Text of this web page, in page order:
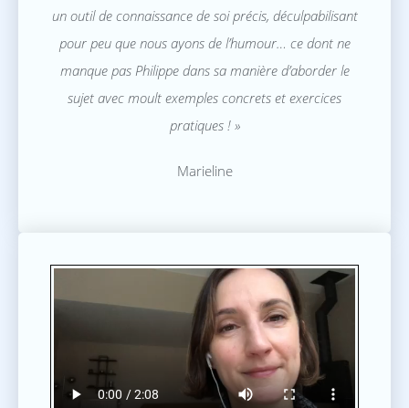
un outil de connaissance de soi précis, déculpabilisant
pour peu que nous ayons de l’humour… ce dont ne
manque pas Philippe dans sa manière d’aborder le
sujet avec moult exemples concrets et exercices
pratiques ! »
Marieline